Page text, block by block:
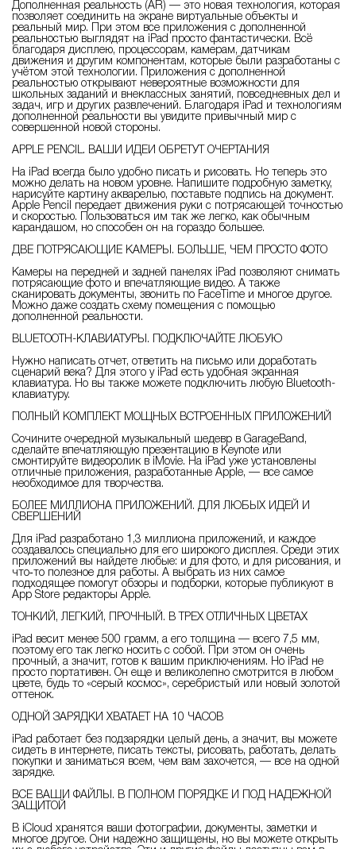
Дополненная реальность (AR) — это новая технология, которая
позволяет соединить на экране виртуальные объекты и
реальный мир. При этом все приложения с дополненной
реальностью выглядят на iPad просто фантастически. Всё
благодаря дисплею, процессорам, камерам, датчикам
движения и другим компонентам, которые были разработаны с
учётом этой технологии. Приложения с дополненной
реальностью открывают невероятные возможности для
школьных заданий и внеклассных занятий, повседневных дел и
задач, игр и других развлечений. Благодаря iPad и технологиям
дополненной реальности вы увидите привычный мир с
совершенной новой стороны.
APPLE PENCIL. ВАШИ ИДЕИ ОБРЕТУТ ОЧЕРТАНИЯ
На iPad всегда было удобно писать и рисовать. Но теперь это
можно делать на новом уровне. Напишите подробную заметку,
нарисуйте картину акварелью, поставьте подпись на документ.
Apple Pencil передает движения руки с потрясающей точностью
и скоростью. Пользоваться им так же легко, как обычным
карандашом, но способен он на гораздо большее.
ДВЕ ПОТРЯСАЮЩИЕ КАМЕРЫ. БОЛЬШЕ, ЧЕМ ПРОСТО ФОТО
Камеры на передней и задней панелях iPad позволяют снимать
потрясающие фото и впечатляющие видео. А также
сканировать документы, звонить по FaceTime и многое другое.
Можно даже создать схему помещения с помощью
дополненной реальности.
BLUETOOTH-КЛАВИАТУРЫ. ПОДКЛЮЧАЙТЕ ЛЮБУЮ
Нужно написать отчет, ответить на письмо или доработать
сценарий века? Для этого у iPad есть удобная экранная
клавиатура. Но вы также можете подключить любую Bluetooth-
клавиатуру.
ПОЛНЫЙ КОМПЛЕКТ МОЩНЫХ ВСТРОЕННЫХ ПРИЛОЖЕНИЙ
Сочините очередной музыкальный шедевр в GarageBand,
сделайте впечатляющую презентацию в Keynote или
смонтируйте видеоролик в iMovie. На iPad уже установлены
отличные приложения, разработанные Apple, — все самое
необходимое для творчества.
БОЛЕЕ МИЛЛИОНА ПРИЛОЖЕНИЙ. ДЛЯ ЛЮБЫХ ИДЕЙ И
СВЕРШЕНИЙ
Для iPad разработано 1,3 миллиона приложений, и каждое
создавалось специально для его широкого дисплея. Среди этих
приложений вы найдете любые: и для фото, и для рисования, и
что‑то полезное для работы. А выбрать из них самое
подходящее помогут обзоры и подборки, которые публикуют в
App Store редакторы Apple.
ТОНКИЙ, ЛЕГКИЙ, ПРОЧНЫЙ. В ТРЕХ ОТЛИЧНЫХ ЦВЕТАХ
iPad весит менее 500 грамм, а его толщина — всего 7,5 мм,
поэтому его так легко носить с собой. При этом он очень
прочный, а значит, готов к вашим приключениям. Но iPad не
просто портативен. Он еще и великолепно смотрится в любом
цвете, будь то «серый космос», серебристый или новый золотой
оттенок.
ОДНОЙ ЗАРЯДКИ ХВАТАЕТ НА 10 ЧАСОВ
iPad работает без подзарядки целый день, а значит, вы можете
сидеть в интернете, писать тексты, рисовать, работать, делать
покупки и заниматься всем, чем вам захочется, — все на одной
зарядке.
ВСЕ ВАШИ ФАЙЛЫ. В ПОЛНОМ ПОРЯДКЕ И ПОД НАДЕЖНОЙ
ЗАЩИТОЙ
В iCloud хранятся ваши фотографии, документы, заметки и
многое другое. Они надежно защищены, но вы можете открыть